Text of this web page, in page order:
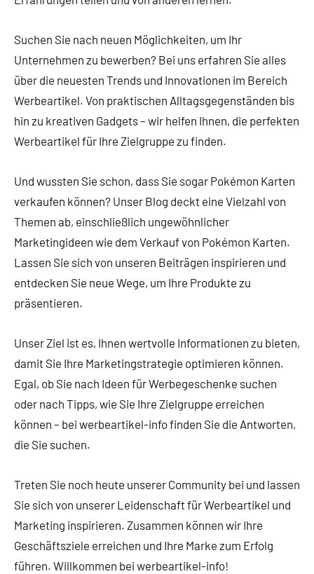
Suchen Sie nach neuen Möglichkeiten, um Ihr
Unternehmen zu bewerben? Bei uns erfahren Sie alles
über die neuesten Trends und Innovationen im Bereich
Werbeartikel. Von praktischen Alltagsgegenständen bis
hin zu kreativen Gadgets – wir helfen Ihnen, die perfekten
Werbeartikel für Ihre Zielgruppe zu finden.
Und wussten Sie schon, dass Sie sogar Pokémon Karten
verkaufen können? Unser Blog deckt eine Vielzahl von
Themen ab, einschließlich ungewöhnlicher
Marketingideen wie dem Verkauf von Pokémon Karten.
Lassen Sie sich von unseren Beiträgen inspirieren und
entdecken Sie neue Wege, um Ihre Produkte zu
präsentieren.
Unser Ziel ist es, Ihnen wertvolle Informationen zu bieten,
damit Sie Ihre Marketingstrategie optimieren können.
Egal, ob Sie nach Ideen für Werbegeschenke suchen
oder nach Tipps, wie Sie Ihre Zielgruppe erreichen
können – bei werbeartikel-info finden Sie die Antworten,
die Sie suchen.
Treten Sie noch heute unserer Community bei und lassen
Sie sich von unserer Leidenschaft für Werbeartikel und
Marketing inspirieren. Zusammen können wir Ihre
Geschäftsziele erreichen und Ihre Marke zum Erfolg
führen. Willkommen bei werbeartikel-info!